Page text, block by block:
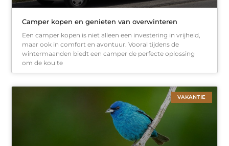
Camper kopen en genieten van overwinteren
Een camper kopen is niet alleen een investering in vrijheid,
maar ook in comfort en avontuur. Vooral tijdens de
wintermaanden biedt een camper de perfecte oplossing
om de kou te
VAKANTIE